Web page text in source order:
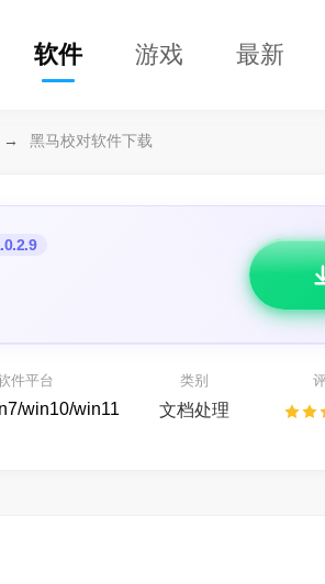
软件 游戏 最新
→ 黑马校对软件下载
件平台
win10/win11
类别
文档处理
AI助手